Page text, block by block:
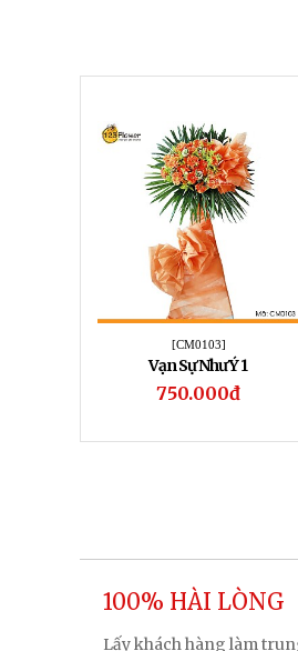
[CM0103]
Vạn Sự Như Ý 1
750.000đ
100% HÀI LÒNG
Lấy khách hàng làm